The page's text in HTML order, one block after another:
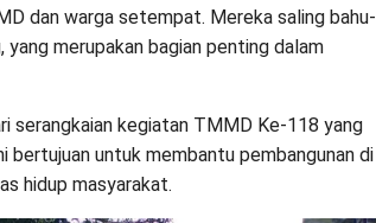
dan warga setempat. Mereka saling bahu-
merupakan bagian penting dalam
serangkaian kegiatan TMMD Ke-118 yang
bertujuan untuk membantu pembangunan di
hidup masyarakat.